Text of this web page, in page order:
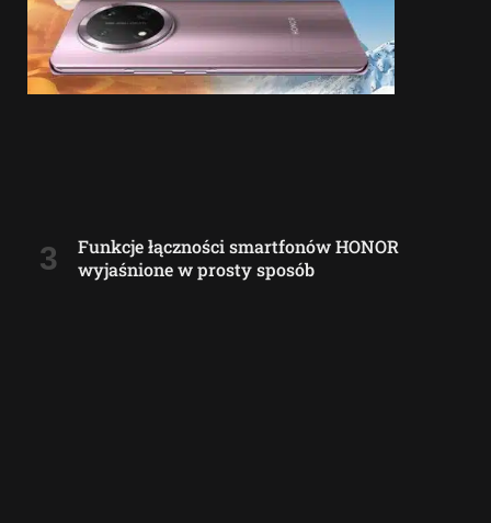
Funkcje łączności smartfonów HONOR
wyjaśnione w prosty sposób